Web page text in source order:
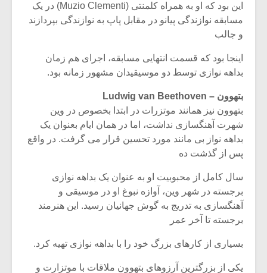
این بود که او به همراه کلمنتی (Muzio Clementi) در یک
مسابقه نوازندگی پیانو در مقابل پاپ به نوازندگی بپردازند
و جالب
اینجا بود که قسمت انتهایی مسابقه، اجرای هم زمان
بداهه نوازی توسط دو موسیقیدان مشهور زمانه بود.
بتهوون – Ludwig van Beethoven
بتهوون نیز همانند موتزرات در ابتدا بخصوص در وین
شهرت آهنگسازی نداشت، اما در همان ایام بعنوان یک
بداهه نواز بی مانند مورد تحسین قرار می گرفت. در واقع
پس از گذشت ده
سال کامل از محبوبیت او به عنوان یک بداهه نوازی
برجسته در شهر وین، آوازه نبوغ او در موسیقی و
آهنگسازی به تدریج به گوش جهانیان رسید. این هنرمند
برجسته تا آخر عمر
بسیاری از کارهای بزرگ خود را با بداهه نوازی تهیه کرد.
یکی از بزرگترین آرزوهای بتهوون ملاقات با موتزارت و